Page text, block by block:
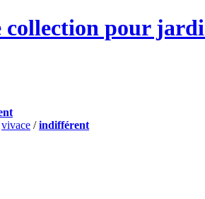
collection pour
vivace /indifférent